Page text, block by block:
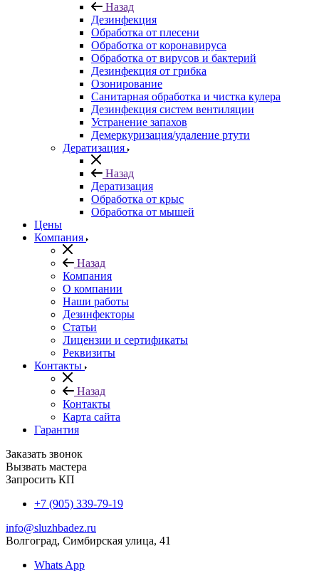
Назад
Дезинфекция
Обработка от плесени
Обработка от коронавируса
Обработка от вирусов и бактерий
Дезинфекция от грибка
Озонирование
Санитарная обработка и чистка кулера
Дезинфекция систем вентиляции
Устранение запахов
Демеркуризация/удаление ртути
Дератизация
Назад
Дератизация
Обработка от крыс
Обработка от мышей
Цены
Компания
Назад
Компания
О компании
Наши работы
Дезинфекторы
Статьи
Лицензии и сертификаты
Реквизиты
Контакты
Назад
Контакты
Карта сайта
Гарантия
Заказать звонок
Вызвать мастера
Запросить КП
+7 (905) 339-79-19
info@sluzhbadez.ru
Волгоград, Симбирская улица, 41
Whats App